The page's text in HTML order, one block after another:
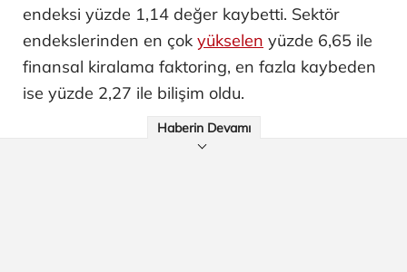
endeksi yüzde 1,14 değer kaybetti. Sektör
endekslerinden en çok yükselen yüzde 6,65 ile
finansal kiralama faktoring, en fazla kaybeden
ise yüzde 2,27 ile bilişim oldu.
Haberin Devamı